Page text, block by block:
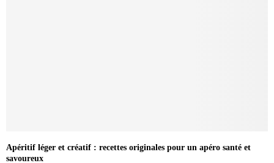
Apéritif léger et créatif : recettes originales pour un apéro santé et
savoureux